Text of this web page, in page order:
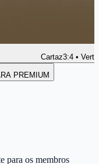
Cartaz3:4 •
PREMIUM
para os membros